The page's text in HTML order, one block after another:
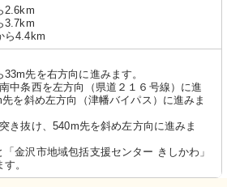
2.6km
3.7km
ら4.4km
33m先を右方向に進みます。
中条西を左方向（県道２１６号線）に進
を斜め左方向（津幡バイパス）に進みま
き抜け、540m先を斜め左方向に進みま
「金沢市地域包括支援センター きしかわ」
。